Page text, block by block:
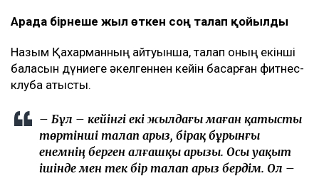
Арада бірнеше жыл өткен соң талап қойылды
Назым Қахарманның айтуынша, талап оның екінші
баласын дүниеге әкелгеннен кейін басқарған фитнес-
клубқа қатысты.
– Бұл – кейінгі екі жылдағы маған қатысты
төртінші талап арыз, бірақ бұрынғы
енемнің берген алғашқы арызы. Осы уақыт
ішінде мен тек бір талап арыз бердім. Ол –